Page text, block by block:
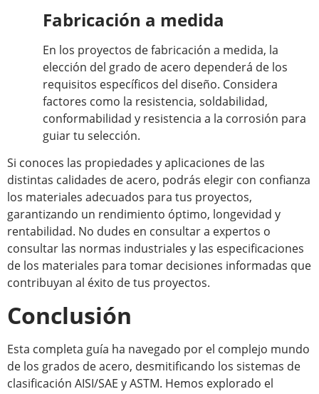
Fabricación a medida
En los proyectos de fabricación a medida, la
elección del grado de acero dependerá de los
requisitos específicos del diseño. Considera
factores como la resistencia, soldabilidad,
conformabilidad y resistencia a la corrosión para
guiar tu selección.
Si conoces las propiedades y aplicaciones de las
distintas calidades de acero, podrás elegir con confianza
los materiales adecuados para tus proyectos,
garantizando un rendimiento óptimo, longevidad y
rentabilidad. No dudes en consultar a expertos o
consultar las normas industriales y las especificaciones
de los materiales para tomar decisiones informadas que
contribuyan al éxito de tus proyectos.
Conclusión
Esta completa guía ha navegado por el complejo mundo
de los grados de acero, desmitificando los sistemas de
clasificación AISI/SAE y ASTM. Hemos explorado el